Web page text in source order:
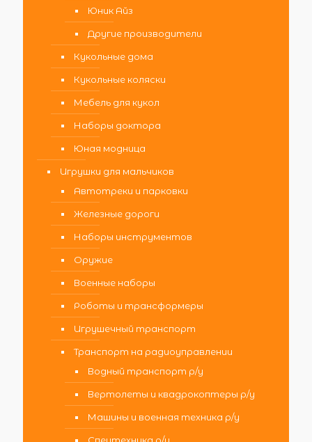
Юник Айз
Другие производители
Кукольные дома
Кукольные коляски
Мебель для кукол
Наборы доктора
Юная модница
Игрушки для мальчиков
Автотреки и парковки
Железные дороги
Наборы инструментов
Оружие
Военные наборы
Роботы и трансформеры
Игрушечный транспорт
Транспорт на радиоуправлении
Водный транспорт р/у
Вертолеты и квадрокоптеры р/у
Машины и военная техника р/у
Спецтехника р/у